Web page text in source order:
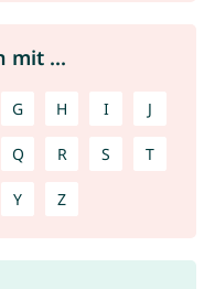
mit ...
G H I J
Q R S T
Y Z